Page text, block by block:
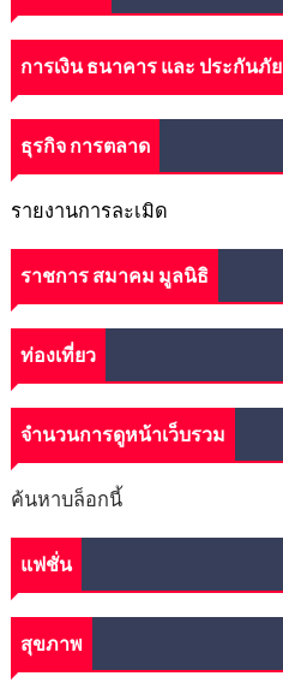
การเงิน ธนาคาร และ ประกันภัย
ธุรกิจ การตลาด
รายงานการละเมิด
ราชการ สมาคม มูลนิธิ
ท่องเที่ยว
จำนวนการดูหน้าเว็บรวม
ค้นหาบล็อกนี้
แฟชั่น
สุขภาพ